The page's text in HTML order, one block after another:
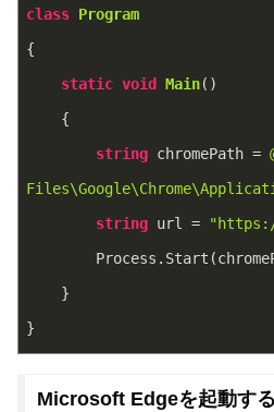
class Program
{
static void Main( )
    {
string chromePath =
string url =
    }
}
Microsoft Edgeを起動する